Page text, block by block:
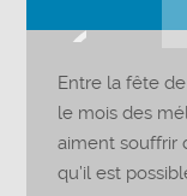
audio
Entre la fête
le mois des
aiment souffrir
qu’il est